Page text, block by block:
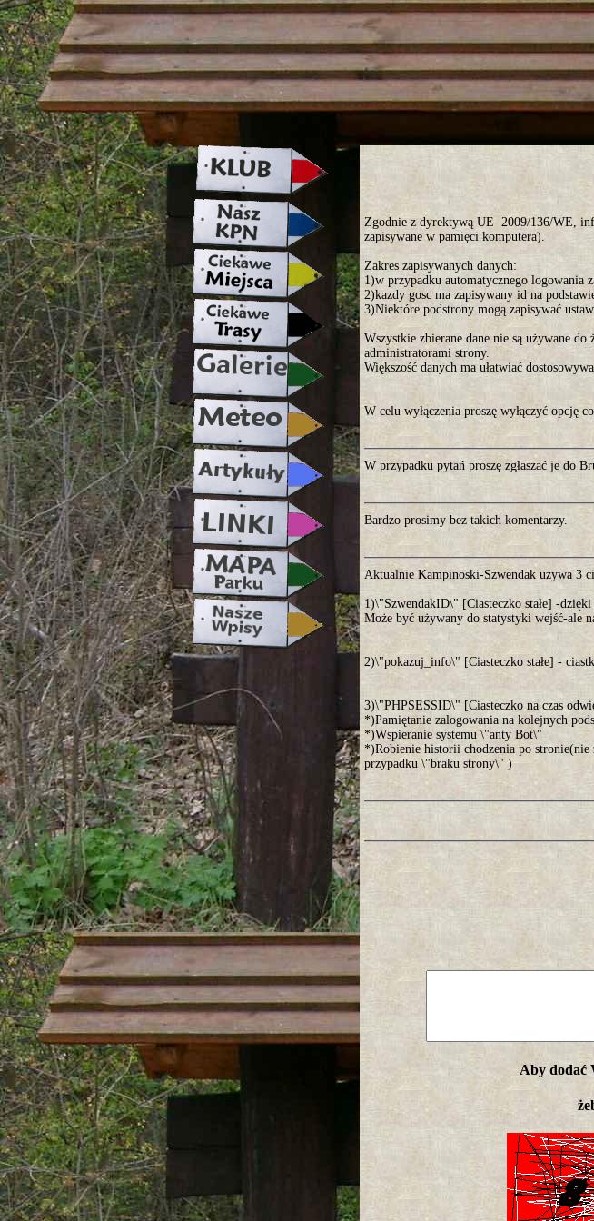
strona w naprawie zapraszamy jutro ;)
Zgodnie z dyrektywą UE 2009/136/WE,
zapisywane w pamięci komputera).
Zakres zapisywanych danych:
1)w przypadku automatycznego logowania
2)kazdy gosc ma zapisywany id na
3)Niektóre podstrony mogą zapisywać
Wszystkie zbierane dane nie są używane
administratorami strony.
Większość danych ma ułatwiać
W celu wyłączenia proszę wyłączyć opcję
W przypadku pytań proszę zgłaszać je do
Bardzo prosimy bez takich komentarzy.
Aktualnie Kampinoski-Szwendak używa 3
1)\"SzwendakID\" [Ciasteczko stałe] -
Może być używany do statystyki wejść-ale
2)\"pokazuj_info\" [Ciasteczko stałe] -
3)\"PHPSESSID\" [Ciasteczko na czas
*)Pamiętanie zalogowania na kolejnych
*)Wspieranie systemu \"anty Bot\"
*)Robienie historii chodzenia po
przypadku \"braku strony\" )
Aby dodać